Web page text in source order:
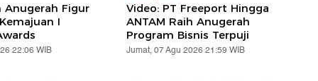
Anugerah Figur
I
22:06 WIB
Video: PT Freeport Hingga
ANTAM Raih Anugerah
Program Bisnis Terpuji
Jumat, 07 Agu 2026 21:59 WIB